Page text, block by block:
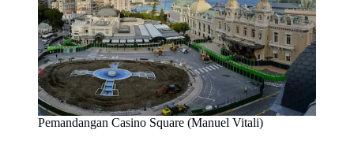
Pemandangan Casino Square (Manuel Vitali)